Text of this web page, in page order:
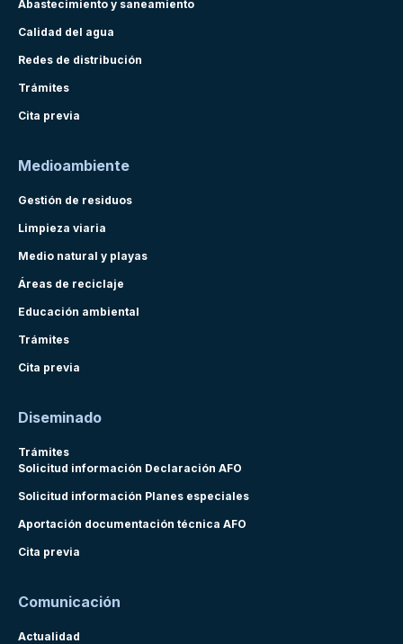
Abastecimiento y saneamiento
Calidad del agua
Redes de distribución
Trámites
Cita previa
Medioambiente
Gestión de residuos
Limpieza viaria
Medio natural y playas
Áreas de reciclaje
Educación ambiental
Trámites
Cita previa
Diseminado
Trámites
Solicitud información Declaración AFO
Solicitud información Planes especiales
Aportación documentación técnica AFO
Cita previa
Comunicación
Actualidad